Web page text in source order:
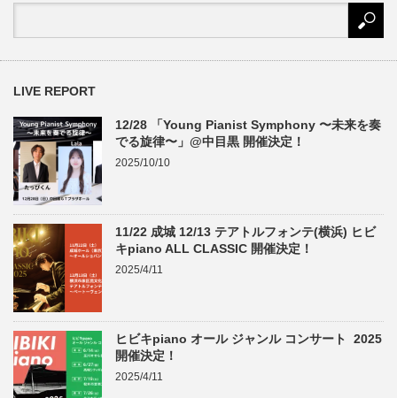
LIVE REPORT
12/28 「Young Pianist Symphony 〜未来を奏
でる旋律〜」@中目黒 開催決定！
2025/10/10
11/22 成城 12/13 テアトルフォンテ(横浜) ヒビ
キpiano ALL CLASSIC 開催決定！
2025/4/11
ヒビキpiano オール ジャンル コンサート 2025
開催決定！
2025/4/11